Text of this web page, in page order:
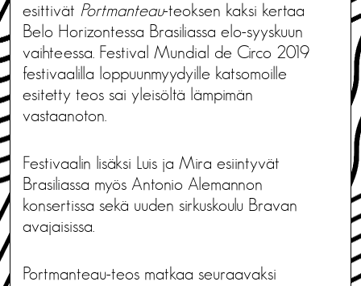
esittivät Portmanteau-teoksen kaksi kertaa
Belo Horizontessa Brasiliassa elo-syyskuun
vaihteessa. Festival Mundial de Circo 2019
festivaalilla loppuunmyydyille katsomoille
esitetty teos sai yleisöltä lämpimän
vastaanoton.
Festivaalin lisäksi Luis ja Mira esiintyvät
Brasiliassa myös Antonio Alemannon
konsertissa sekä uuden sirkuskoulu Bravan
avajaisissa.
Portmanteau-teos matkaa seuraavaksi